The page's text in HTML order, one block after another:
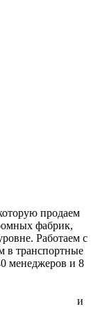
продаем
фабрик,
Работаем с
в транспортные
менеджеров и 8
и